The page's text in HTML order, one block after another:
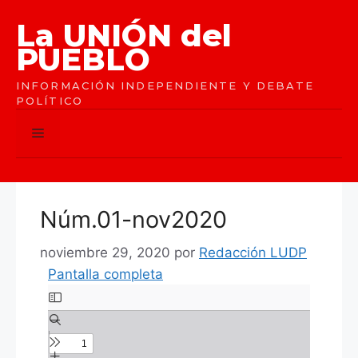
contenido
La UNIÓN del
PUEBLO
INFORMACIÓN INDEPENDIENTE Y DEBATE
POLÍTICO
Menú
Núm.01-nov2020
noviembre 29, 2020 por Redacción LUDP
Pantalla completa
Saltar
al
contenido
del